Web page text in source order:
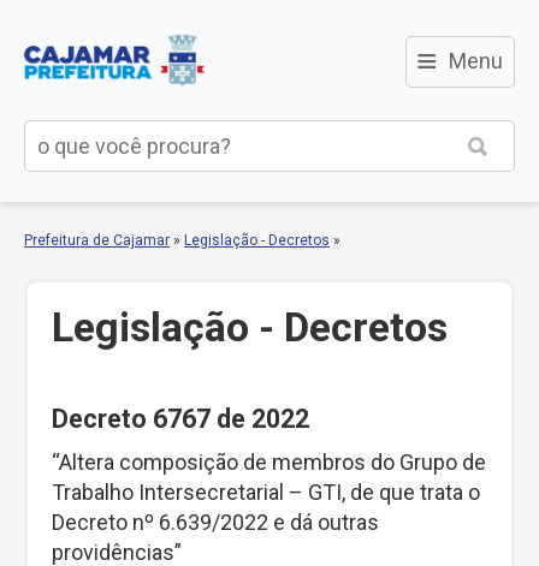
≡ Menu
Prefeitura de Cajamar » Legislação - Decretos »
Legislação - Decretos
Decreto 6767 de 2022
“Altera composição de membros do Grupo de
Trabalho Intersecretarial – GTI, de que trata o
Decreto nº 6.639/2022 e dá outras
providências”